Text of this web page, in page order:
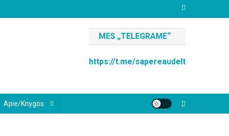
MES „TELEGRAME“
https://t.me/sapereaudelt
Apie/knygos